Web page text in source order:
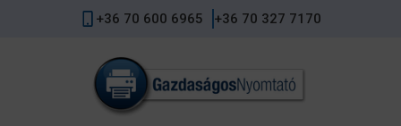
+36 70 600 6965 +36 70 327 7170